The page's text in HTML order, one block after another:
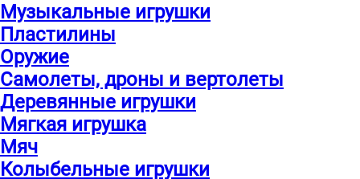
Музыкальные игрушки
Пластилины
Оружие
Самолеты, дроны и вертолеты
Деревянные игрушки
Мягкая игрушка
Мяч
Колыбельные игрушки